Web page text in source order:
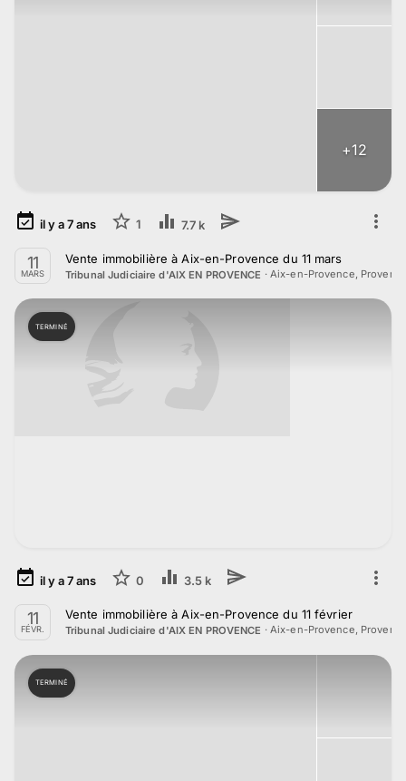
+12
il y a7ans 1 7.7 k
11
MARS
Vente immobilière à Aix-en-Provence du 11 mars
Tribunal Judiciaire d'AIX EN PROVENCE · Aix-en-Provence,
TERMINÉ
il y a7ans 0 3.5 k
11
FÉVR.
Vente immobilière à Aix-en-Provence du 11 février
Tribunal Judiciaire d'AIX EN PROVENCE · Aix-en-Provence,
TERMINÉ